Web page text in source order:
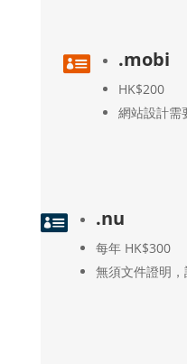
 .mobi
HK$200
網站設計需
 .nu
每年 HK$300
無須文件證明